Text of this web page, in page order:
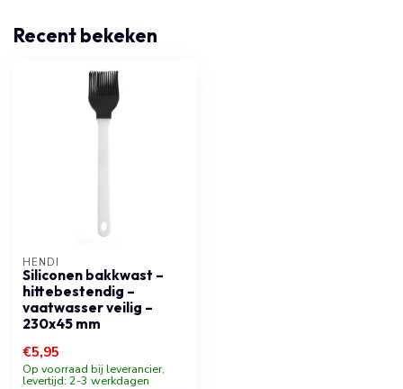
Recent bekeken
HENDI
Siliconen bakkwast –
hittebestendig –
vaatwasser veilig –
230x45 mm
€5,95
Op voorraad bij leverancier,
levertijd: 2-3 werkdagen